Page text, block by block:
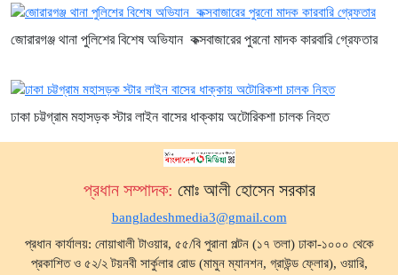
জোরারগঞ্জ থানা পুলিশের বিশেষ অভিযান কক্সবাজারের পুরনো মাদক কারবারি গ্রেফতার
ঢাকা চট্টগ্রাম মহাসড়ক স্টার লাইন বাসের ধাক্কায় অটোরিকশা চালক নিহত
প্রধান সম্পাদক: মোঃ আলী হোসেন সরকার
bangladeshmedia3@gmail.com
প্রধান কার্যালয়: নোয়াখালী টাওয়ার, ৫৫/বি পুরানা পল্টন (১৭ তলা) ঢাকা-১০০০ থেকে
প্রকাশিত ও ৫২/২ টয়নবী সার্কুলার রোড (মামুন ম্যানশন, গ্রাউন্ড ফ্লোর), ওয়ারি,